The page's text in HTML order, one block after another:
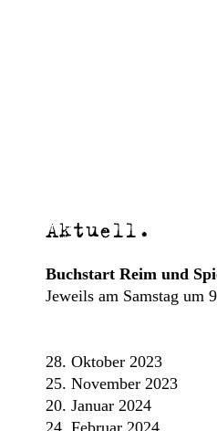
Aktuell.
Buchstart Reim und
Jeweils am Samstag um
28. Oktober 2023
25. November 2023
20. Januar 2024
24. Februar 2024